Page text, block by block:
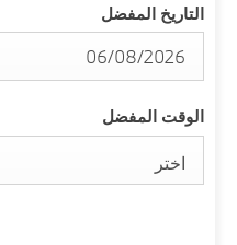
التاريخ المفضل
الوقت المفضل
اختر